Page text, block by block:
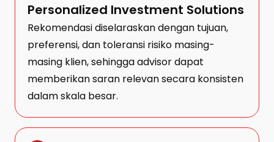
Personalized Investment Solutions
Rekomendasi diselaraskan dengan tujuan,
preferensi, dan toleransi risiko masing-
masing klien, sehingga advisor dapat
memberikan saran relevan secara konsisten
dalam skala besar.